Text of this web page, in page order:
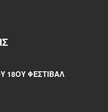
18ΟΥ ΦΕΣΤΙΒΆΛ